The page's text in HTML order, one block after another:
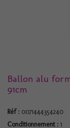
Ballon alu
91cm
Réf : 0071444354240
Conditionnement : 1